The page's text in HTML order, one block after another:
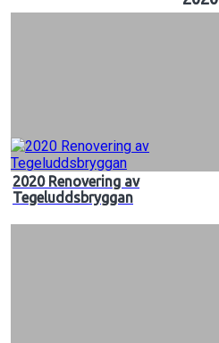
2020 Renovering av
Tegeluddsbryggan